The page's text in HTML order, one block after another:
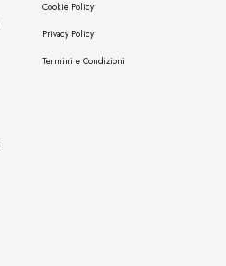
Cookie Policy
Privacy Policy
Termini e Condizioni